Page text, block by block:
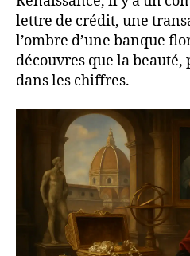
lettre de crédit, une
l’ombre d’une banque
découvres que la
dans les chiffres.